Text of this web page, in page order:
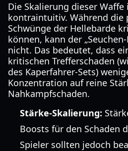
Die Skalierung dieser
kontraintuitiv. Während die
Schwünge der Hellebarde
können, kann der
nicht. Das bedeutet, dass
kritischen Trefferschaden
des Kaperfahrer-Sets)
Konzentration auf reine
Nahkampfschaden.
Stärke-Skalierung:
Boosts für den Schaden
Spieler sollten jedoch